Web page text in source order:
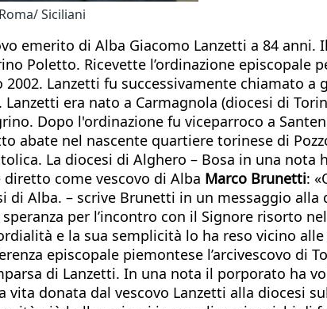
Siciliani
emerito di Alba Giacomo Lanzetti a 84 anni.
Poletto. Ricevette l’ordinazione episcopale
Lanzetti fu successivamente chiamato a
era nato a Carmagnola (diocesi di
Dopo l'ordinazione fu viceparroco a
abate nel nascente quartiere torinese di
La diocesi di Alghero – Bosa in una
come vescovo di Alba Marco Brunetti:
Alba. – scrive Brunetti in un messaggio alla
per l’incontro con il Signore risorto
e la sua semplicità lo ha reso vicino
episcopale piemontese l’arcivescovo di
di Lanzetti. In una nota il porporato ha
donata dal vescovo Lanzetti alla diocesi